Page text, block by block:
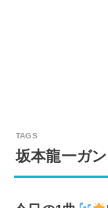
坂本龍一ガン